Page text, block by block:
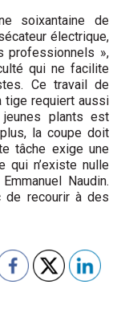
soixantaine de
électrique,
professionnels »,
qui ne facilite
Ce travail de
tige requiert aussi
jeunes plants est
la coupe doit
tâche exige une
qui n’existe nulle
Naudin.
de recourir à des